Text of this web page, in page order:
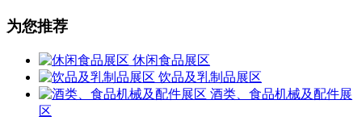
为您推荐
休闲食品展区
饮品及乳制品展区
酒类、食品机械及配件展
区